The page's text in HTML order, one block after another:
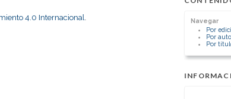
Oncólogo
Ginecólogo,
de la
[Ver
Navegar
Por
Por
Por
4.0 Internacional